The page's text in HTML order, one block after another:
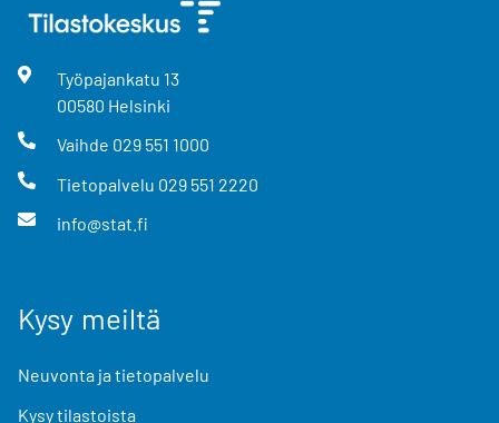
Työpajankatu 13
00580 Helsinki
Vaihde 029 551 1000
Tietopalvelu 029 551 2220
info@stat.fi
Kysy meiltä
Neuvonta ja tietopalvelu
Kysy tilastoista